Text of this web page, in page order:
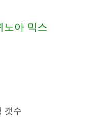
노아 믹스
갯수